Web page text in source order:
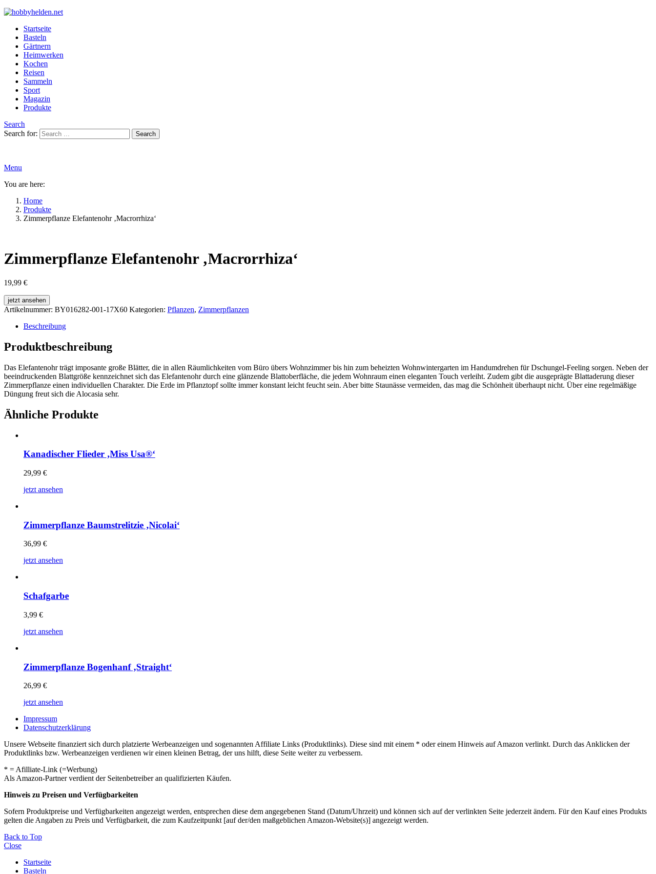
Startseite
Basteln
Gärtnern
Heimwerken
Kochen
Reisen
Sammeln
Sport
Magazin
Produkte
Search
Search for:
Search
Menu
You are here:
Home
Produkte
Zimmerpflanze Elefantenohr ‚Macrorrhiza‘
Zimmerpflanze Elefantenohr ‚Macrorrhiza‘
19,99 €
jetzt ansehen
Artikelnummer: BY016282-001-17X60 Kategorien: Pflanzen, Zimmerpflanzen
Beschreibung
Produktbeschreibung
Das Elefantenohr trägt imposante große Blätter, die in allen Räumlichkeiten vom Büro übers Wohnzimmer bis hin zum beheizten Wohnwintergarten im Handumdrehen für Dschungel-Feeling sorgen. Neben der
beeindruckenden Blattgröße kennzeichnet sich das Elefantenohr durch eine glänzende Blattoberfläche, die jedem Wohnraum einen eleganten Touch verleiht. Zudem gibt die ausgeprägte Blattaderung dieser
Zimmerpflanze einen individuellen Charakter. Die Erde im Pflanztopf sollte immer konstant leicht feucht sein. Aber bitte Staunässe vermeiden, das mag die Schönheit überhaupt nicht. Über eine regelmäßige
Düngung freut sich die Alocasia sehr.
Ähnliche Produkte
Kanadischer Flieder ‚Miss Usa®‘
29,99 €
jetzt ansehen
Zimmerpflanze Baumstrelitzie ‚Nicolai‘
36,99 €
jetzt ansehen
Schafgarbe
3,99 €
jetzt ansehen
Zimmerpflanze Bogenhanf ‚Straight‘
26,99 €
jetzt ansehen
Impressum
Datenschutzerklärung
Unsere Webseite finanziert sich durch platzierte Werbeanzeigen und sogenannten Affiliate Links (Produktlinks). Diese sind mit einem * oder einem Hinweis auf Amazon verlinkt. Durch das Anklicken der
Produktlinks bzw. Werbeanzeigen verdienen wir einen kleinen Betrag, der uns hilft, diese Seite weiter zu verbessern.
* = Afilliate-Link (=Werbung)
Als Amazon-Partner verdient der Seitenbetreiber an qualifizierten Käufen.
Hinweis zu Preisen und Verfügbarkeiten
Sofern Produktpreise und Verfügbarkeiten angezeigt werden, entsprechen diese dem angegebenen Stand (Datum/Uhrzeit) und können sich auf der verlinkten Seite jederzeit ändern. Für den Kauf eines Produkts
gelten die Angaben zu Preis und Verfügbarkeit, die zum Kaufzeitpunkt [auf der/den maßgeblichen Amazon-Website(s)] angezeigt werden.
Back to Top
Close
Startseite
Basteln